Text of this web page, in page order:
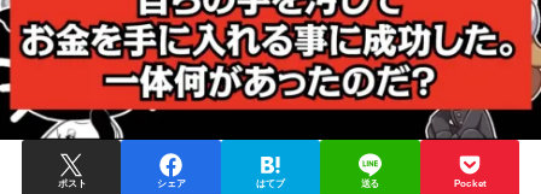
ポスト シェア はてブ 送る Pocket